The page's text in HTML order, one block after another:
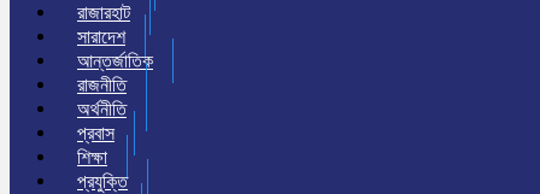
রাজারহাট
সারাদেশ
আন্তর্জাতিক
রাজনীতি
অর্থনীতি
প্রবাস
শিক্ষা
প্রযুক্তি